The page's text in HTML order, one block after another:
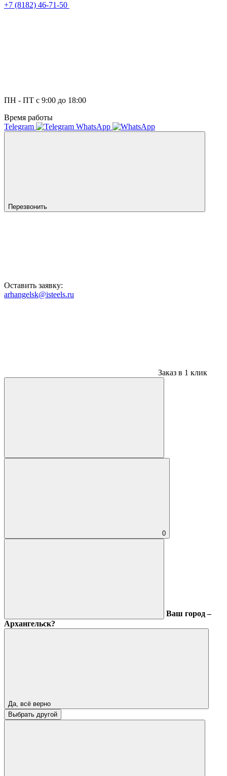
+7 (8182) 46-71-50
ПН - ПТ с 9:00 до 18:00
Время работы
Telegram
WhatsApp
Перезвонить
Оставить заявку:
arhangelsk@isteels.ru
Заказ в 1 клик
0
Ваш город –
Архангельск?
Да, всё верно
Выбрать другой